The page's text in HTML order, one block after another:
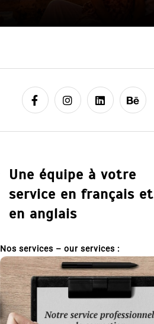
Une équipe à votre
service en français et
en anglais
Nos services – our services :